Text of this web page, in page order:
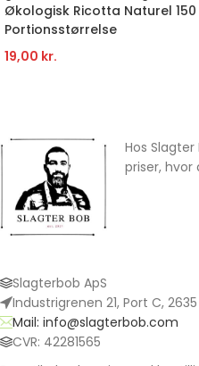
Økologisk Ricotta Naturel
Portionsstørrelse
19,00 kr.
Hos
priser,
Slagterbob ApS
Industrigrenen 21, Port C,
Mail: info@slagterbob.com
CVR: 42281565